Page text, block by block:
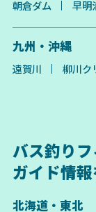
朝倉ダム 早明
九州・沖縄
遠賀川 柳川ク
バス釣り
ガイド情
北海道・東北